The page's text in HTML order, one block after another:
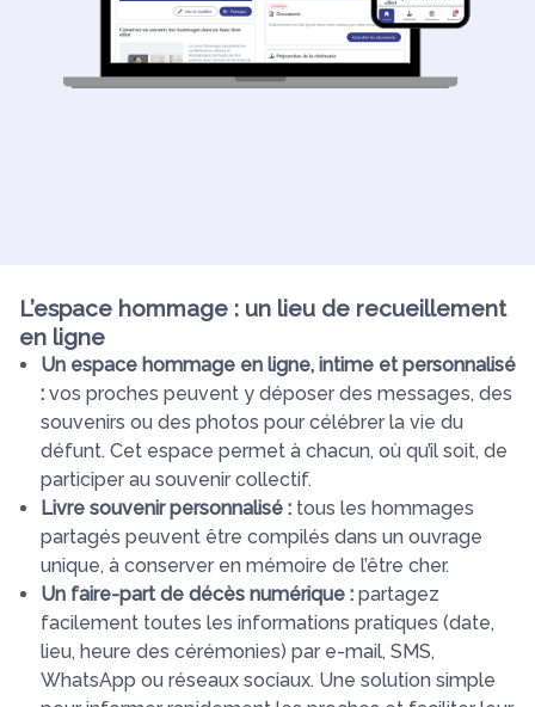
L’espace hommage : un lieu de recueillement
en ligne
Un espace hommage en ligne, intime et personnalisé
: vos proches peuvent y déposer des messages, des
souvenirs ou des photos pour célébrer la vie du
défunt. Cet espace permet à chacun, où qu’il soit, de
participer au souvenir collectif.
Livre souvenir personnalisé : tous les hommages
partagés peuvent être compilés dans un ouvrage
unique, à conserver en mémoire de l’être cher.
Un faire-part de décès numérique : partagez
facilement toutes les informations pratiques (date,
lieu, heure des cérémonies) par e-mail, SMS,
WhatsApp ou réseaux sociaux. Une solution simple